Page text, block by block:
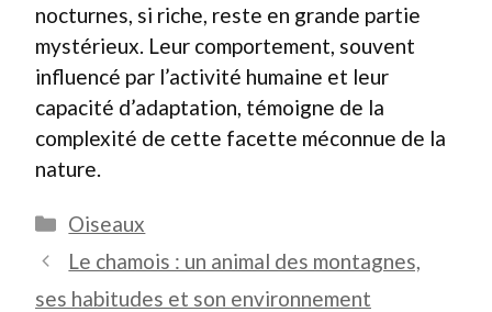
nocturnes, si riche, reste en grande partie
mystérieux. Leur comportement, souvent
influencé par l’activité humaine et leur
capacité d’adaptation, témoigne de la
complexité de cette facette méconnue de la
nature.
Catégories
Oiseaux
Le chamois : un animal des montagnes,
ses habitudes et son environnement